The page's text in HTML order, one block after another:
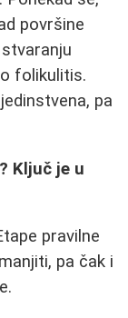
površine
folikulitis.
pa
Ključ je u
pravilne
pa čak i